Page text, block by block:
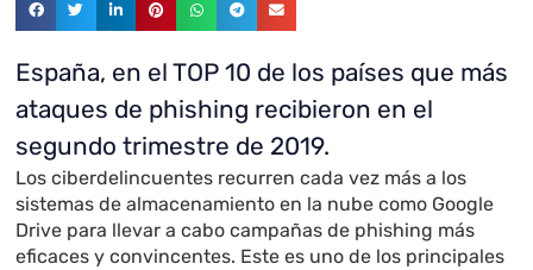
España, en el TOP 10 de los países que más
ataques de phishing recibieron en el
segundo trimestre de 2019.
Los ciberdelincuentes recurren cada vez más a los
sistemas de almacenamiento en la nube como Google
Drive para llevar a cabo campañas de phishing más
eficaces y convincentes. Este es uno de los principales